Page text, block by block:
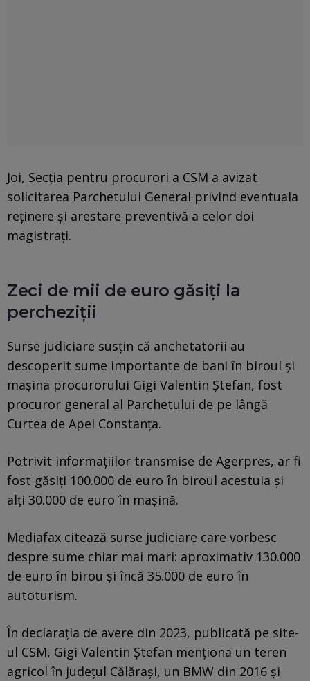
Joi, Secția pentru procurori a CSM a avizat
solicitarea Parchetului General privind eventuala
reținere și arestare preventivă a celor doi
magistrați.
Zeci de mii de euro găsiți la
percheziții
Surse judiciare susțin că anchetatorii au
descoperit sume importante de bani în biroul și
mașina procurorului Gigi Valentin Ștefan, fost
procuror general al Parchetului de pe lângă
Curtea de Apel Constanța.
Potrivit informațiilor transmise de Agerpres, ar fi
fost găsiți 100.000 de euro în biroul acestuia și
alți 30.000 de euro în mașină.
Mediafax citează surse judiciare care vorbesc
despre sume chiar mai mari: aproximativ 130.000
de euro în birou și încă 35.000 de euro în
autoturism.
În declarația de avere din 2023, publicată pe site-
ul CSM, Gigi Valentin Ștefan menționa un teren
agricol în județul Călărași, un BMW din 2016 și